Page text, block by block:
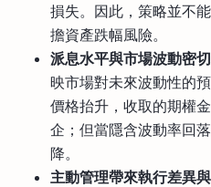
損失。因此，策略並不
擔資產跌幅風險。
派息水平與市場波動密切
映市場對未來波動性的
價格抬升，收取的期權
企；但當隱含波動率回
降。
主動管理帶來執行差異與